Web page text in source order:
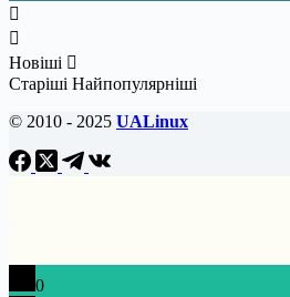
Новіші
Старіші Найпопулярніші
© 2010 - 2025 UALinux
0